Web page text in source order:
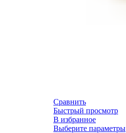
Сравнить
Быстрый просмотр
В избранное
Выберите параметры